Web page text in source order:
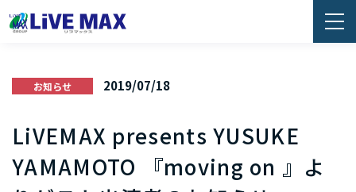
お知らせ 2019/07/18
LiVEMAX presents YUSUKE
YAMAMOTO 『moving on 』よ